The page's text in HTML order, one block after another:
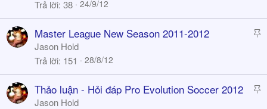
k
y
Trả lời 38 24/9/12
S
c
k
Master League New Season 2011-2012
Jason Hold
Trả lời 151 28/8/12
S
Thảo luận - Hỏi đáp Pro Evolution Soccer 2012
Jason Hold